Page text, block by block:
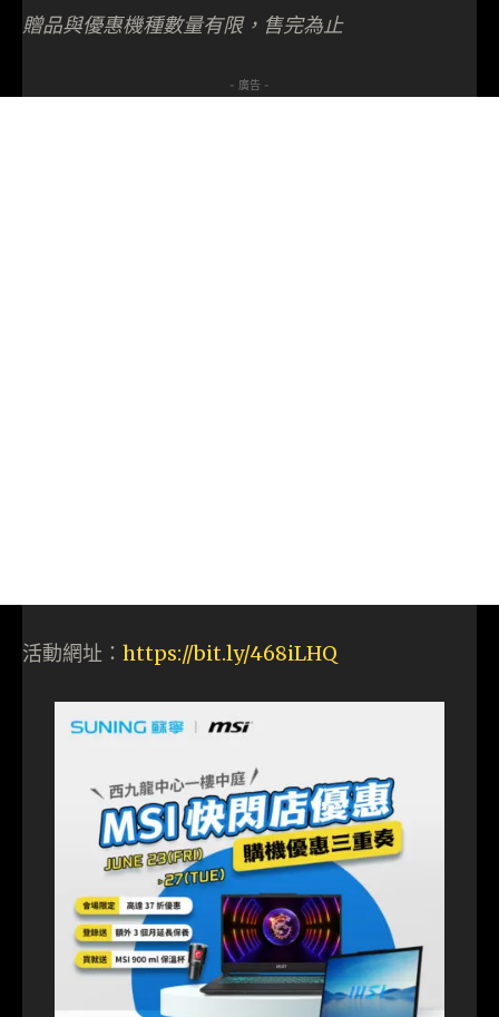
贈品與優惠機種數量有限，售完為止
- 廣告 -
活動網址： https://bit.ly/468iLHQ